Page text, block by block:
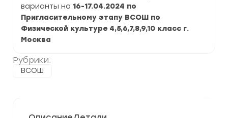
варианты на 16-17.04.2024 по
Пригласительному этапу ВСОШ по
Физической культуре 4,5,6,7,8,9,10 класс г.
Москва
Рубрики:
ВСОШ